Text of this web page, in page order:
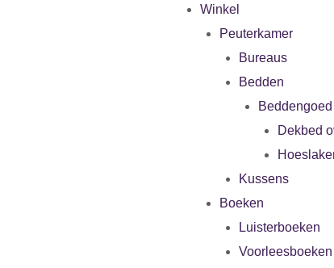
Winkel
Peuterkamer
Bureaus
Bedden
Beddengoed
Dekbed
Kussens
Boeken
Luisterboeken
Voorleesboeken